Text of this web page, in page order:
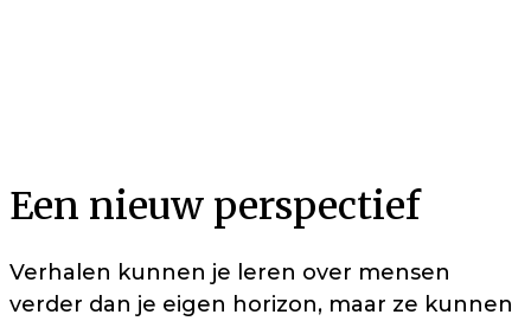
Een nieuw perspectief
Verhalen kunnen je leren over mensen
verder dan je eigen horizon, maar ze kunnen